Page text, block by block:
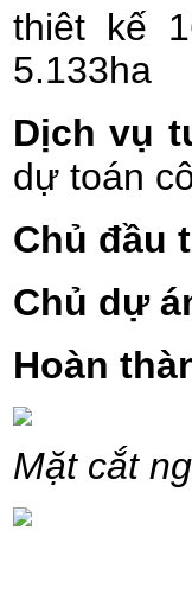
thiêt kế
5.133ha
Dịch vụ
dự toán
Chủ đầu
Chủ dự
Hoàn
Mặt cắt